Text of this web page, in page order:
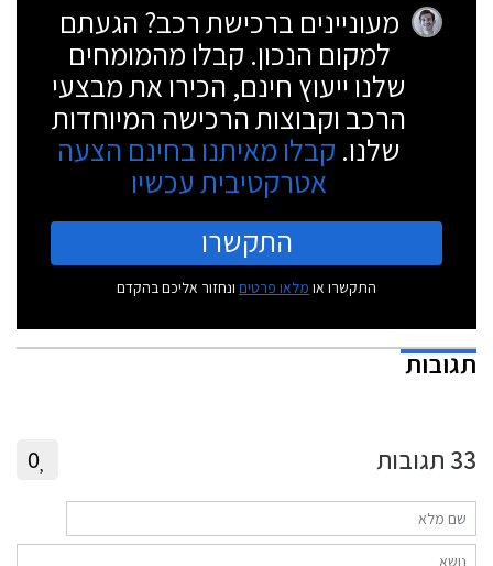
מעוניינים ברכישת רכב? הגעתם
למקום הנכון. קבלו מהמומחים
שלנו ייעוץ חינם, הכירו את מבצעי
הרכב וקבוצות הרכישה המיוחדות
שלנו. קבלו מאיתנו בחינם הצעה
אטרקטיבית עכשיו
התקשרו
התקשרו או מלאו פרטים ונחזור אליכם בהקדם
תגובות
33 תגובות 0